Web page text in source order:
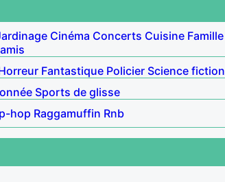
Cinéma Concerts Cuisine Famille
Fantastique Policier Science fiction
Sports de glisse
hop Raggamuffin Rnb